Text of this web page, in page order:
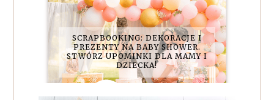
SCRAPBOOKING: DEKORACJE I
PREZENTY NA BABY SHOWER.
STWÓRZ UPOMINKI DLA MAMY I
DZIECKA!